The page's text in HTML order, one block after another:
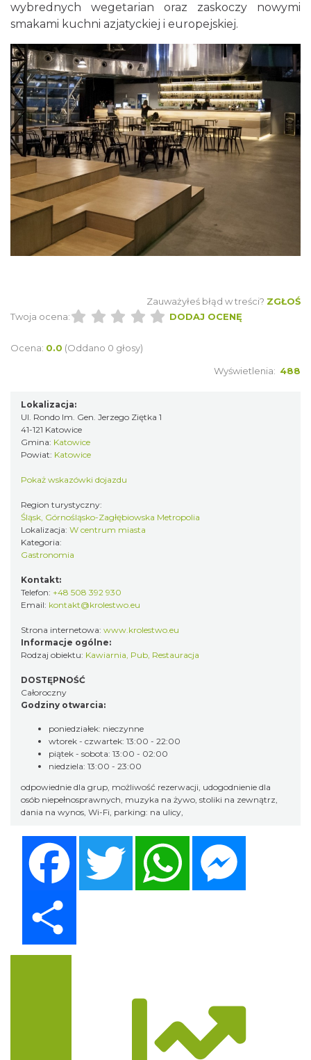
wybrednych wegetarian oraz zaskoczy nowymi
smakami kuchni azjatyckiej i europejskiej.
Zauważyłeś błąd w treści? ZGŁOŚ
Twoja ocena:
DODAJ OCENĘ
Ocena: 0.0 (Oddano 0 głosy)
Wyświetlenia: 488
Lokalizacja:
Ul. Rondo Im. Gen. Jerzego Ziętka 1
41-121 Katowice
Gmina: Katowice
Powiat: Katowice
Pokaż wskazówki dojazdu
Region turystyczny:
Śląsk, Górnośląsko-Zagłębiowska Metropolia
Lokalizacja: W centrum miasta
Kategoria:
Gastronomia
Kontakt:
Telefon: +48 508 392 930
Email: kontakt@krolestwo.eu
Strona internetowa: www.krolestwo.eu
Informacje ogólne:
Rodzaj obiektu: Kawiarnia, Pub, Restauracja
DOSTĘPNOŚĆ
Całoroczny
Godziny otwarcia:
poniedziałek: nieczynne
wtorek - czwartek: 13:00 - 22:00
piątek - sobota: 13:00 - 02:00
niedziela: 13:00 - 23:00
odpowiednie dla grup, możliwość rezerwacji, udogodnienie dla
osób niepełnosprawnych, muzyka na żywo, stoliki na zewnątrz,
dania na wynos, Wi-Fi, parking: na ulicy,
Twitter WhatsApp
Trasa